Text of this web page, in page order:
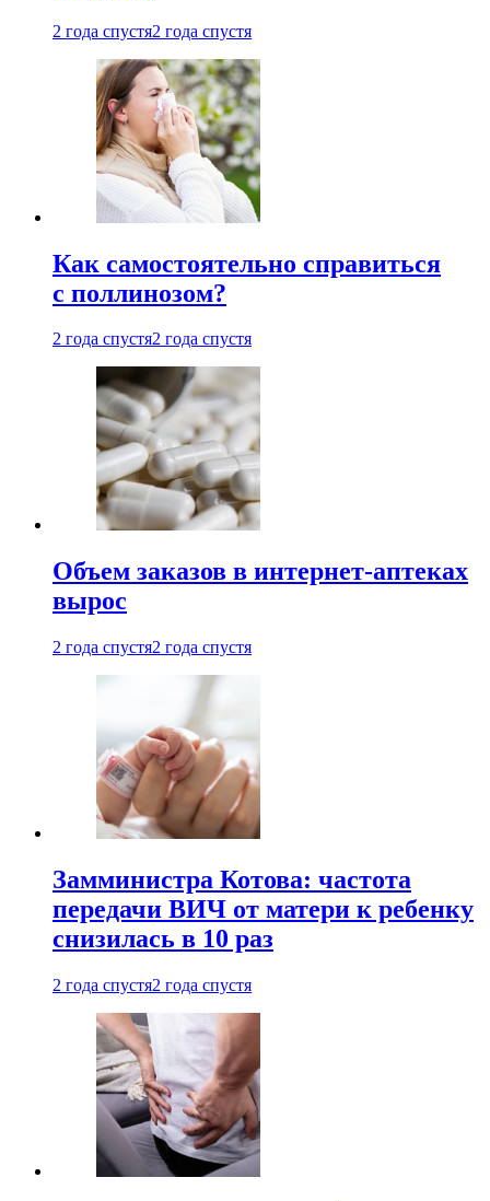
2 года спустя2 года спустя
Как самостоятельно справиться
с поллинозом?
2 года спустя2 года спустя
Объем заказов в интернет-аптеках
вырос
2 года спустя2 года спустя
Замминистра Котова: частота
передачи ВИЧ от матери к ребенку
снизилась в 10 раз
2 года спустя2 года спустя